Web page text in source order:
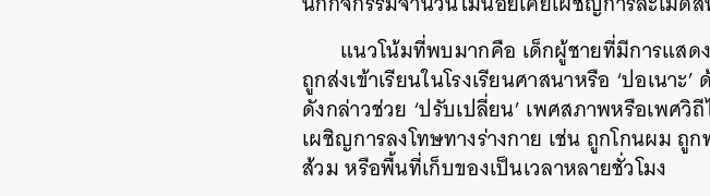
แนวโน้มที่พบมากคือ เด็กผู้ชายที่มีการแสด
ถูกส่งเข้าเรียนในโรงเรียนศาสนาหรือ ‘ปอเนา
ดังกล่าวช่วย ‘ปรับเปลี่ยน’ เพศสภาพหรือเพศ
เผชิญการลงโทษทางร่างกาย เช่น ถูกโกนผม ถู
ส้วม หรือพื้นที่เก็บของเป็นเวลาหลายชั่วโมง